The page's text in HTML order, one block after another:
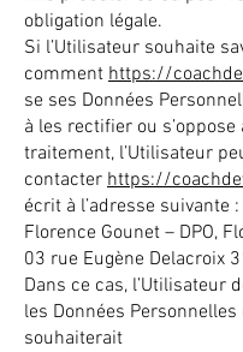
obligation légale.
Si l’Utilisateur souhaite
comment https://
se ses Données
à les rectifier ou s’oppose
traitement, l’Utilisateur
contacter https://
écrit à l’adresse suivante :
Florence Gounet – DPO,
03 rue Eugène Delacroix
Dans ce cas, l’Utilisateur
les Données Personnelles
souhaiterait